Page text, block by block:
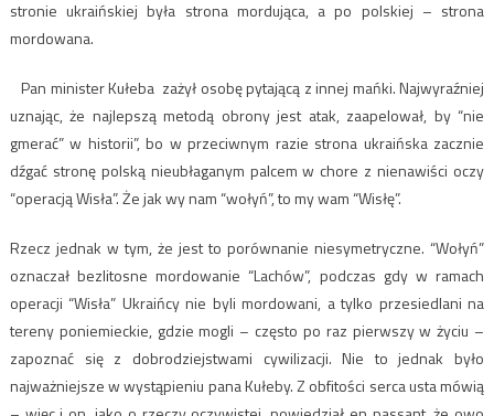
stronie ukraińskiej była strona mordująca, a po polskiej – strona
mordowana.
Pan minister Kułeba zażył osobę pytającą z innej mańki. Najwyraźniej
uznając, że najlepszą metodą obrony jest atak, zaapelował, by “nie
gmerać” w historii”, bo w przeciwnym razie strona ukraińska zacznie
dźgać stronę polską nieubłaganym palcem w chore z nienawiści oczy
“operacją Wisła”. Że jak wy nam “wołyń”, to my wam “Wisłę”.
Rzecz jednak w tym, że jest to porównanie niesymetryczne. “Wołyń”
oznaczał bezlitosne mordowanie “Lachów”, podczas gdy w ramach
operacji “Wisła” Ukraińcy nie byli mordowani, a tylko przesiedlani na
tereny poniemieckie, gdzie mogli – często po raz pierwszy w życiu –
zapoznać się z dobrodziejstwami cywilizacji. Nie to jednak było
najważniejsze w wystąpieniu pana Kułeby. Z obfitości serca usta mówią